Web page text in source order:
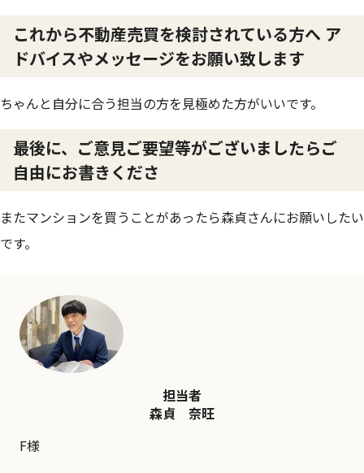
これから不動産売買を検討されている方へ ア
ドバイスやメッセージをお願い致します
ちゃんと自分に合う担当の方を見極めた方がいいです。
最後に、ご意見ご要望等がございましたらご
自由にお書きくださ
またマンションを買うことがあったら森貞さんにお願いしたい
です。
担当者
森貞 奈旺
F様